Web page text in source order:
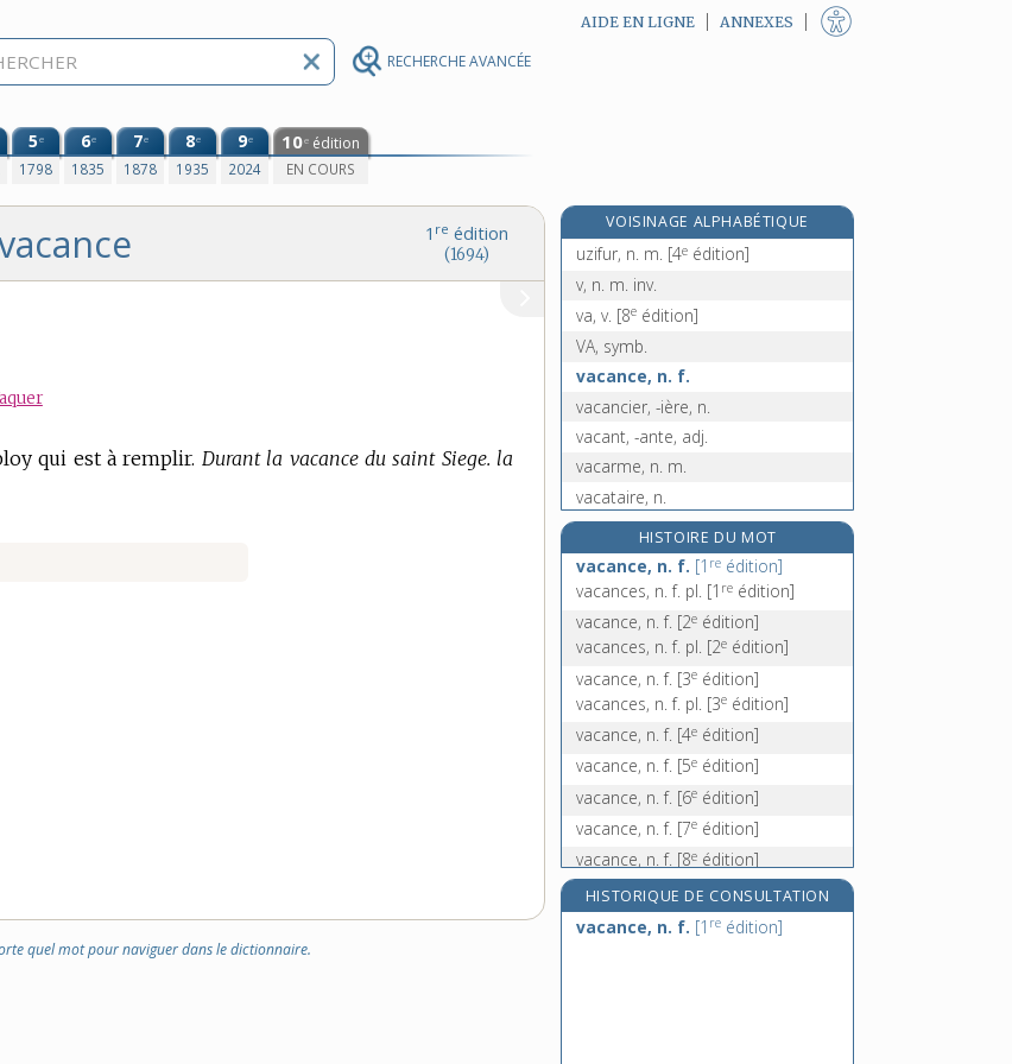
RECHERCHE AVANCÉE
AIDE EN LIGNE ANNEXES
5e
1798
6e
1835
7e
1878
8e
1935
9e
2024
10e édition
EN COURS
1 re édition
(1694)
qui est à remplir. Durant la vacance du saint Siege. la
quel mot pour naviguer dans le dictionnaire.
VOISINAGE ALPHABÉTIQUE
uzbek, -èke, adj.
uzifur, n. m. [4e édition]
v, n. m. inv.
va, v. [8e édition]
VA, symb.
vacance, n. f.
vacancier, -ière, n.
vacant, -ante, adj.
vacarme, n. m.
vacataire, n.
vacation, n. f.
vacations, n. f. pl.
vaccin, n. m.
vaccinal, -ale, adj.
vaccination, n. f.
HISTOIRE DU MOT
vacance, n. f. [1 re édition]
vacances, n. f. pl. [1 re édition]
vacance, n. f. [2e édition]
vacances, n. f. pl. [2e édition]
vacance, n. f. [3e édition]
vacances, n. f. pl. [3e édition]
vacance, n. f. [4e édition]
vacance, n. f. [5e édition]
vacance, n. f. [6e édition]
vacance, n. f. [7e édition]
vacance, n. f. [8e édition]
vacance, n. f.[9 eédition]
HISTORIQUE DE CONSULTATION
vacance, n. f. [1 re édition]